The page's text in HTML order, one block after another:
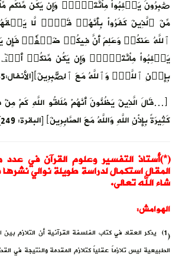
صَٰبِرُونَ يَغۡلِبُواْ مِاْئَتَيۡنِۚ وَإِن يَكُن مِّنكُم
ٱللَّهُ عَنكُمۡ وَعَلِمَ أَنَّ فِيكُمۡ ضَعۡفٗاۚ فَإِن
يَغۡلِبُواْ مِاْئَتَيۡنِۚ وَإِن يَكُن مِّنكُمۡ
بِإِذۡنِ ٱللَّهِۗ وَٱللَّهُ مَعَ ٱلصَّٰبِرِينَ﴾[الأنفال:65-66].
﴿…قَالَ الَّذِينَ يَظُنُّونَ أَنَّهُمْ مُلَاقُو اللَّهِ كَمْ
كَثِيرَةً بِإِذْنِ اللَّهِ وَاللَّهُ مَعَ الصَّابِرِينَ﴾ [البقرة: 249].
(*)أستاذ التفسير وعلوم القرآن في عدد
المقال استكمال لدراسة طويلة نوالي
شاء الله تعالى.
الهوامش:
( 1) ‏ يذكر العقاد في كتاب الفلسفة القرآنية أن التلازم بين
الطبيعية ليس تلازماً عقلياً كتلازم المقدمة والنتيجة في